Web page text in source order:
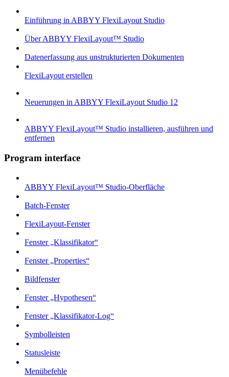
Einführung in ABBYY FlexiLayout Studio
Über ABBYY FlexiLayout™ Studio
Datenerfassung aus unstrukturierten Dokumenten
FlexiLayout erstellen
Neuerungen in ABBYY FlexiLayout Studio 12
ABBYY FlexiLayout™ Studio installieren, ausführen und
entfernen
Program interface
ABBYY FlexiLayout™ Studio-Oberfläche
Batch-Fenster
FlexiLayout-Fenster
Fenster „Klassifikator“
Fenster „Properties“
Bildfenster
Fenster „Hypothesen“
Fenster „Klassifikator-Log“
Symbolleisten
Statusleiste
Menübefehle